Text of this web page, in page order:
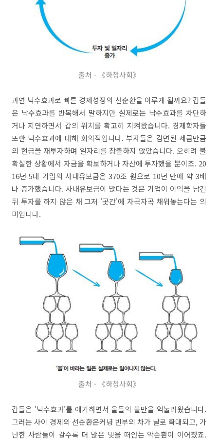
출처 - 《하청사회》
과연 낙수효과로 빠른 경제성장의 선순환을 이루게 될까요? 갑들
은 낙수효과를 반복해서 말하지만 실제로는 낙수효과를 차단하
거나 지연하면서 갑의 위치를 확고히 지켜왔습니다. 경제학자들
또한 낙수효과에 대해 회의적입니다. 부자들은 감면된 세금만큼
의 현금을 재투자하며 일자리를 창출하지 않았습니다. 오히려 불
확실한 상황에서 자금을 확보하거나 자산에 투자했을 뿐이죠. 20
16년 5대 기업의 사내유보금은 370조 원으로 10년 만에 약 3배
나 증가했습니다. 사내유보금이 많다는 것은 기업이 이익을 남긴
뒤 투자를 하지 않은 채 그저 '곳간'에 차곡차곡 채워놓는다는 의
미입니다.
출처 - 《하청사회》
갑들은 '낙수효과'를 얘기하면서 을들의 불만을 억눌러왔습니다.
그러는 사이 경제의 선순환은커녕 빈부의 차가 날로 확대되고, 가
난한 사람들이 갈수록 더 많은 빚을 떠안는 악순환이 이어졌죠.